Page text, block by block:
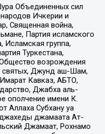
Объединенных сил
Ичкерии и
Священная война,
Партия исламского
группа,
Туркестана,
возрождения
святых, Джунд аш-Шам,
Кавказ, АБТО,
Джабха аль-
ополчение имени К.
Аллаха Субхану уа
джамаата Ат-
Джамаат, Рохнамо